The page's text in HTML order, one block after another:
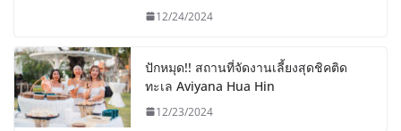
12/24/2024
ปักหมุด!! สถานที่จัดงานเลี้ยงสุดชิคติด
ทะเล Aviyana Hua Hin
12/23/2024